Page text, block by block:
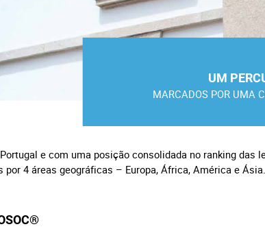
Arte e Colecionáveis
Tecnologia
UM
MARCADOS POR UMA
e com uma posição consolidada no ranking das
por 4 áreas geográficas – Europa, África, América e Ásia.